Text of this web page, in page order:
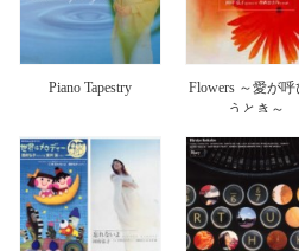
Piano Tapestry
Flowers ～愛が呼
うとき～